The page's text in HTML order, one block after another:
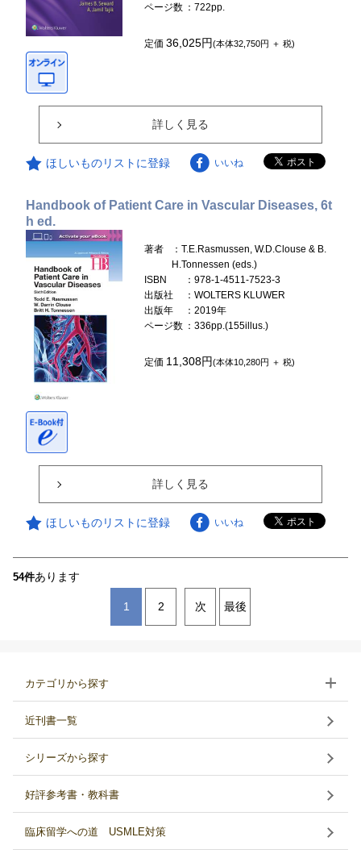
ページ数 ：722pp.
定価36,025円(本体32,750円 ＋ 税)
詳しく見る
ほしいものリストに登録 いいね
Handbook of Patient Care in Vascular Diseases, 6t
h ed.
著者
：T.E.Rasmussen, W.D.Clouse & B.
H.Tonnessen (eds.)
ISBN
：978-1-4511-7523-3
出版社
：WOLTERS KLUWER
出版年
：2019年
ページ数 ：336pp.(155illus.)
定価 11,308円(本体10,280円 ＋ 税)
詳しく見る
ほしいものリストに登録 いいね
54件あります
1 2 次 最後
カテゴリから探す
近刊書一覧
シリーズから探す
好評参考書・教科書
臨床留学への道 USMLE対策